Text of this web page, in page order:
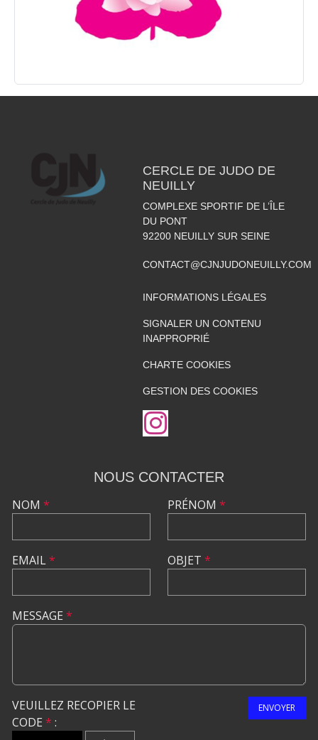
CERCLE DE JUDO DE
NEUILLY
COMPLEXE SPORTIF DE L’ÎLE
DU PONT
92200 NEUILLY SUR SEINE
CONTACT@CJNJUDONEUILLY.COM
INFORMATIONS LÉGALES
SIGNALER UN CONTENU
INAPPROPRIÉ
CHARTE COOKIES
GESTION DES COOKIES
NOUS CONTACTER
NOM *
EMAIL*
PRÉNOM *
OBJET *
MESSAGE *
VEUILLEZ RECOPIER LE
CODE * :
ENVOYER